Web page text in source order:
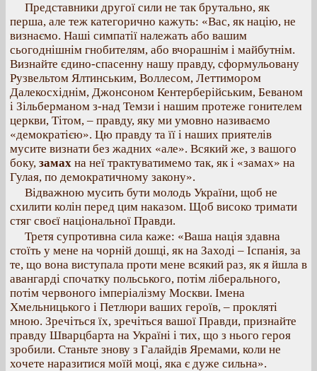
Представники другої сили не так брутально, як
перша, але теж категорично кажуть: «Вас, як націю, не
визнаємо. Наші симпатії належать або вашим
сьогоднішнім гнобителям, або вчорашнім і майбутнім.
Визнайте єдино-спасенну нашу правду, сформульовану
Рузвельтом Ялтинським, Воллесом, Леттимором
Далекосхіднім, Джонсоном Кентерберійським, Беваном
і Зільберманом з-над Темзи і нашим протеже гонителем
церкви, Тітом, – правду, яку ми умовно називаємо
«демократією». Цю правду та її і наших приятелів
мусите визнати без жадних «але». Всякий же, з вашого
боку, замах на неї трактуватимемо так, як і «замах» на
Гулая, по демократичному закону».
Відважною мусить бути молодь України, щоб не
схилити колін перед цим наказом. Щоб високо тримати
стяг своєї національної Правди.
Третя супротивна сила каже: «Ваша нація здавна
стоїть у мене на чорній дошці, як на Заході – Іспанія, за
те, що вона виступала проти мене всякий раз, як я йшла в
авангарді спочатку польського, потім ліберального,
потім червоного імперіалізму Москви. Імена
Хмельницького і Петлюри ваших героїв, – прокляті
мною. Зречіться їх, зречіться вашої Правди, признайте
правду Шварцбарта на Україні і тих, що з нього героя
зробили. Станьте знову з Галайдів Яремами, коли не
хочете наразитися моїй моці, яка є дуже сильна».